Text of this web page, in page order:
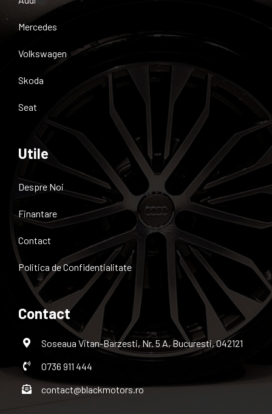
Mercedes
Volkswagen
Skoda
Seat
Utile
Despre Noi
Finantare
Contact
Politica de Confidentialitate
Contact
Soseaua Vitan-Barzesti, Nr. 5 A, Bucuresti, 042121
0736 911 444
contact@blackmotors.ro